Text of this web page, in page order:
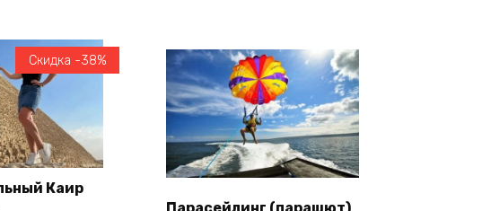
Скидка -38%
Каир
Парасейлинг (парашют)